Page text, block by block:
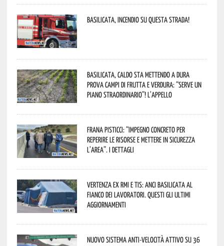
Basilicata, incendio su questa strada!
Basilicata, caldo sta mettendo a dura
prova campi di frutta e verdura: “Serve un
piano straordinario”! L’appello
Frana Pisticci: “Impegno concreto per
reperire le risorse e mettere in sicurezza
l’area”. I dettagli
Vertenza ex RMI e TIS: ANCI Basilicata al
fianco dei lavoratori. Questi gli ultimi
aggiornamenti
Nuovo sistema anti-velocità attivo su 36